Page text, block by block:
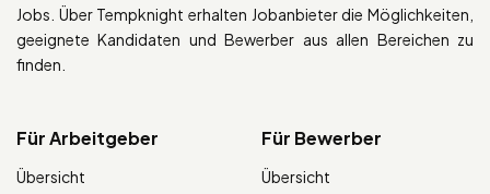
Jobs. Über Tempknight erhalten Jobanbieter die Möglichkeiten,
geeignete Kandidaten und Bewerber aus allen Bereichen zu
finden.
Für Arbeitgeber
Übersicht
Für Bewerber
Übersicht